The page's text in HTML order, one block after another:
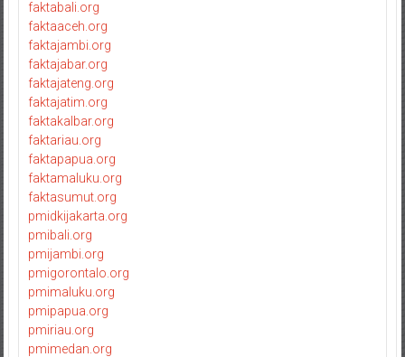
faktabali.org
faktaaceh.org
faktajambi.org
faktajabar.org
faktajateng.org
faktajatim.org
faktakalbar.org
faktariau.org
faktapapua.org
faktamaluku.org
faktasumut.org
pmidkijakarta.org
pmibali.org
pmijambi.org
pmigorontalo.org
pmimaluku.org
pmipapua.org
pmiriau.org
pmimedan.org